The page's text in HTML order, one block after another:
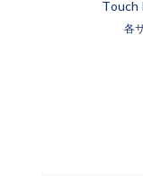
Touch
各